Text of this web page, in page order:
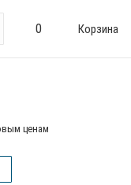
0 Корзина
ценам